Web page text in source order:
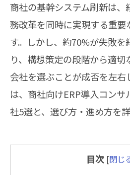
商社の基幹システム刷新は
務改革を同時に実現する重要
す。しかし、約70%が失敗を
り、構想策定の段階から適
会社を選ぶことが成否を左右
は、商社向けERP導入コン
社5選と、選び方・進め方を
目次 [閉じ